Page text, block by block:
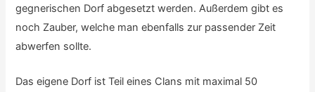
gegnerischen Dorf abgesetzt werden. Außerdem gibt es
noch Zauber, welche man ebenfalls zur passender Zeit
abwerfen sollte.
Das eigene Dorf ist Teil eines Clans mit maximal 50